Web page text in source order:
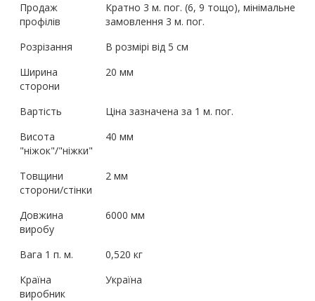
Продаж
профілів
Кратно 3 м. пог. (6, 9 тощо), мінімальне
замовлення 3 м. пог.
Розрізання
В розмірі від 5 см
Ширина
сторони
20 мм
Вартість
Ціна зазначена за 1 м. пог.
Висота
"ніжок"/"ніжки"
40 мм
Товщини
сторони/стінки
2 мм
Довжина
виробу
6000 мм
Вага 1 п. м.
0,520 кг
Країна
виробник
Україна